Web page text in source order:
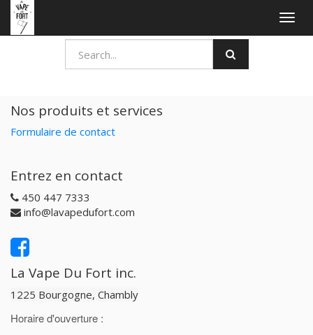
Nos produits et services
Formulaire de contact
Entrez en contact
450 447 7333
info@lavapedufort.com
La Vape Du Fort inc.
1225 Bourgogne, Chambly
Horaire d'ouverture :